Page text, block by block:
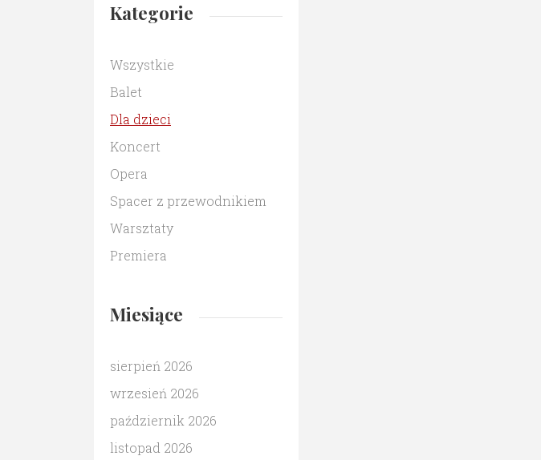
Kategorie
Wszystkie
Balet
Dla dzieci
Koncert
Opera
Spacer z przewodnikiem
Warsztaty
Premiera
Miesiące
sierpień 2026
wrzesień 2026
październik 2026
listopad 2026